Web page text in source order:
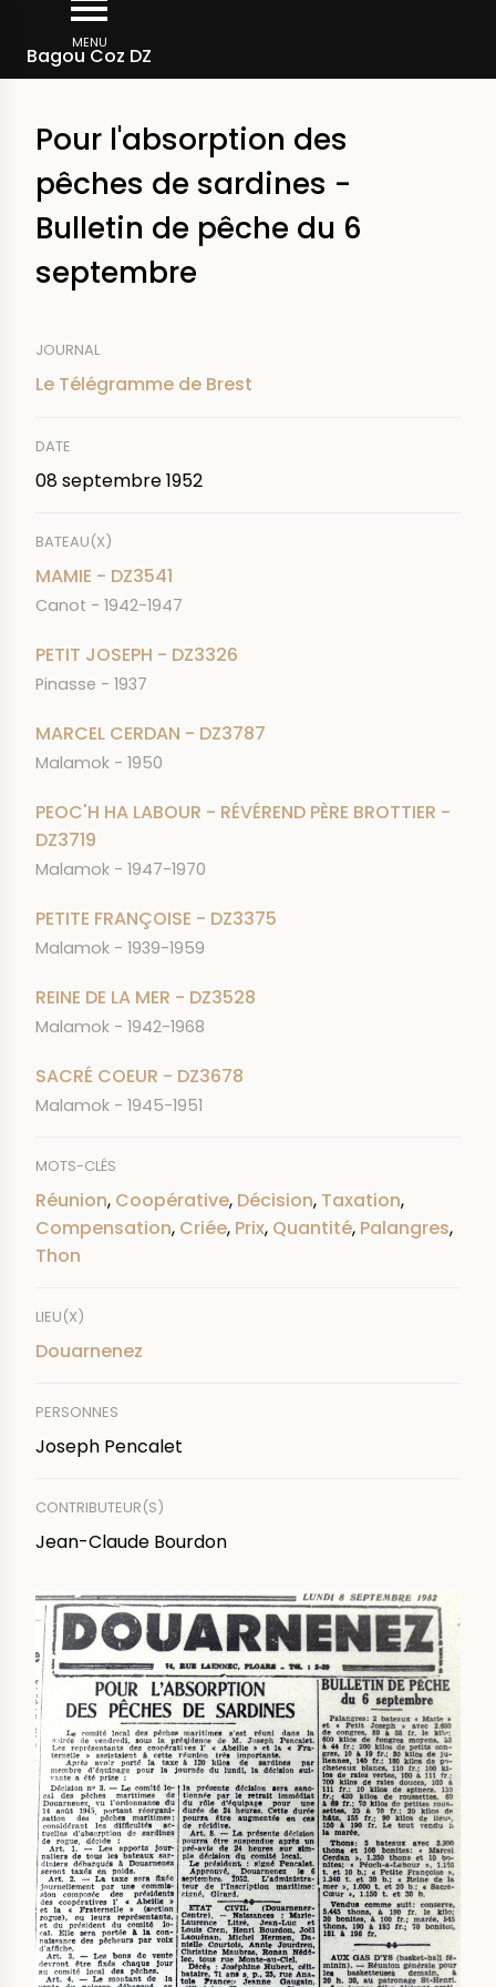
contenu
MENU
Bagou Coz DZ
d'Ariane
Rechercher dans la presse
Pour l'absorption des
pêches de sardines -
Bulletin de pêche du 6
septembre
JOURNAL
Le Télégramme de Brest
DATE
08 septembre 1952
BATEAU(X)
MAMIE - DZ3541
Canot - 1942-1947
PETIT JOSEPH - DZ3326
Pinasse - 1937
MARCEL CERDAN - DZ3787
Malamok - 1950
PEOC'H HA LABOUR - RÉVÉREND PÈRE BROTTIER -
DZ3719
Malamok - 1947-1970
PETITE FRANÇOISE - DZ3375
Malamok - 1939-1959
REINE DE LA MER - DZ3528
Malamok - 1942-1968
SACRÉ COEUR - DZ3678
Malamok - 1945-1951
MOTS-CLÉS
Réunion, Coopérative, Décision, Taxation,
Compensation, Criée, Prix, Quantité, Palangres,
Thon
LIEU(X)
Douarnenez
PERSONNES
Joseph Pencalet
CONTRIBUTEUR(S)
Jean-Claude Bourdon
IMAGE